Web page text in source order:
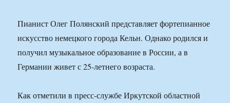
Пианист Олег Полянский представляет фортепианное
искусство немецкого города Кельн. Однако родился и
получил музыкальное образование в России, а в
Германии живет с 25-летнего возраста.
Как отметили в пресс-службе Иркутской областной